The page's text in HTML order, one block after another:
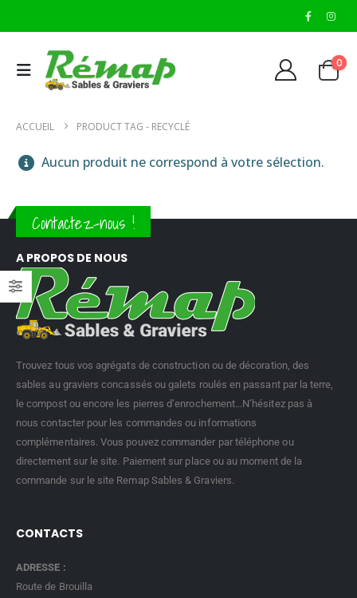
0
ACCUEIL PRODUCT TAG - RECYCLÉ
Aucun produit ne correspond à votre sélection.
Contactez-nous !
A PROPOS DE NOUS
Trouvez tous vos agrégats de construction ou de décoration, des
sables au graviers concassés ou galets roulés en passant par la terre,
le compost ou encore les pierres d’enrochement…N’hésitez pas à
nous contacter pour les commandes ou informations
complémentaires. Vous pouvez commander par téléphone ou
directement sur le site. Paiement sur place ou au moment de la
commande sur le site Remap Sables & Graviers.
CONTACTS
ADRESSE :
Route de Brouilla